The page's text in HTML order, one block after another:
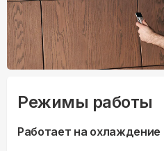
Режимы работы
Работает на охлаждение